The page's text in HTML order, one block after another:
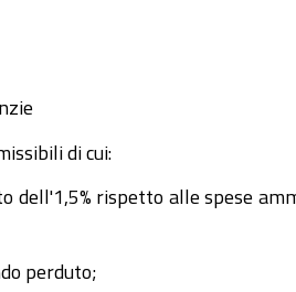
di cui:
dell'1,5% rispetto alle spese
perduto;